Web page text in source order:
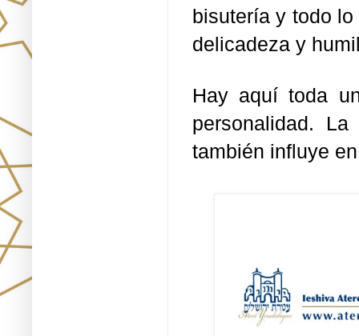
bisutería y todo
delicadeza y
Hay aquí toda
personalidad.
también influye